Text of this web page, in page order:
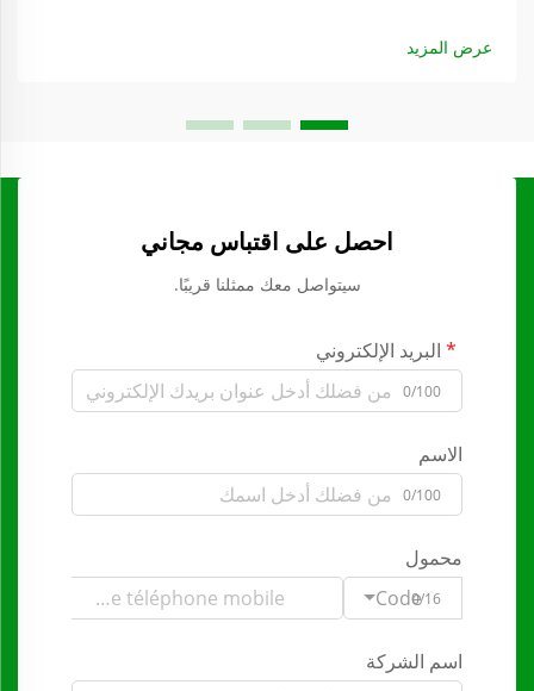
عرض المزيد
احصل على اقتباس مجاني
سيتواصل معك ممثلنا قريبًا.
البريد الإلكتروني
0/100
الاسم
0/100
محمول
Code0/16
اسم الشركة